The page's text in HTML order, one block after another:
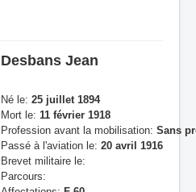
Desbans Jean
Né le: 25 juillet 1894
Mort le: 11 février 1918
Profession avant la mobilisation: Sans
Passé à l'aviation le: 20 avril 1916
Brevet militaire le:
Parcours: